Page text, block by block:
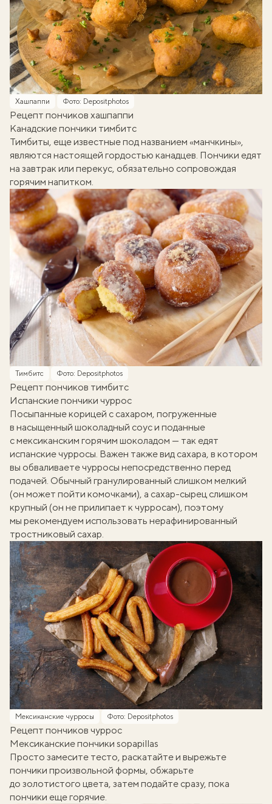
Хашпаппи Фото: Depositphotos
Рецепт пончиков хашпаппи
Канадские пончики тимбитс
Тимбиты, еще известные под названием «манчкины»,
являются настоящей гордостью канадцев. Пончики едят
на завтрак или перекус, обязательно сопровождая
горячим напитком.
Тимбитс Фото: Depositphotos
Рецепт пончиков тимбитс
Испанские пончики чуррос
Посыпанные корицей с сахаром, погруженные
в насыщенный шоколадный соус и поданные
с мексиканским горячим шоколадом — так едят
испанские чурросы. Важен также вид сахара, в котором
вы обваливаете чурросы непосредственно перед
подачей. Обычный гранулированный слишком мелкий
(он может пойти комочками), а сахар-сырец слишком
крупный (он не прилипает к чурросам), поэтому
мы рекомендуем использовать нерафинированный
тростниковый сахар.
Мексиканские чурросы Фото: Depositphotos
Рецепт пончиков чуррос
Мексиканские пончики sopapillas
Просто замесите тесто, раскатайте и вырежьте
пончики произвольной формы, обжарьте
до золотистого цвета, затем подайте сразу, пока
пончики еще горячие.